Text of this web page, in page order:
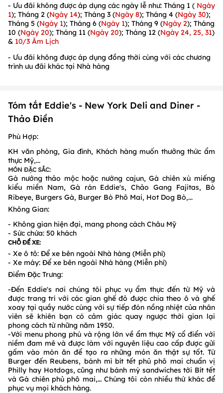
- Ưu đãi không được áp dụng các ngày lễ như: Tháng 1 ( Ngày
1); Tháng 2 (Ngày 14); Tháng 3 (Ngày 8); Tháng 4 (Ngày 30);
Tháng 5 (Ngày 1); Tháng 6 (Ngày 1); Tháng 9 (Ngày 2); Tháng
10 (Ngày 20); Tháng 11 (Ngày 20); Tháng 12 (Ngày 24, 25, 31)
& 10/3 Âm Lịch
- Ưu đãi không được áp dụng đồng thời cùng với các chương
trình ưu đãi khác tại Nhà hàng
Tóm tắt Eddie's - New York Deli and Diner -
Thảo Điền
Phù Hợp:
KH văn phòng, Gia đình, Khách hàng muốn thưởng thức ẩm
thực Mỹ,...
MÓN ĐẶC SẮC:
Gà nướng thảo mộc hoặc nướng cajun, Gà chiên xù miếng
kiểu miền Nam, Gà rán Eddie's, Chảo Gang Fajitas, Bò
Ribeye, Burgers Gà, Burger Bò Phô Mai, Hot Dog Bò,...
Không Gian:
- Không gian hiện đại, mang phong cách Châu Mỹ
- Sức chứa: 50 khách
CHỖ ĐỂ XE:
- Xe ô tô: Để xe bên ngoài Nhà hàng (Miễn phí)
- Xe máy: Để xe bên ngoài Nhà hàng (Miễn phí)
Điểm Đặc Trưng:
-Đến Eddie's nơi chúng tôi phục vụ ẩm thực đến từ Mỹ và
được trang trí với các gian ghế đỏ được chia theo ô và ghế
xoay tại quầy nước cùng với sự tiếp đón nồng nhiệt của nhân
viên sẽ khiên bạn có cảm giác quay ngược thời gian lại
phong cách từ những năm 1950.
-Với menu phong phú và rộng lớn về ẩm thực Mỹ cổ điển với
niềm đam mê và được làm với nguyên liệu cao cấp được gửi
gấm vào món ăn để tạo ra những món ăn thật sự tốt. Từ
Burger đến Reubens, bánh mì bít tết phủ phô mai chuẩn vị
Philly hay Hotdogs, cũng như bánh mỳ sandwiches tới Bít tết
và Gà chiên phủ phô mai,… Chúng tôi còn nhiều thứ khác để
phục vụ mọi khách hàng.